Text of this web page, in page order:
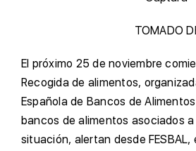
TOMADO
El próximo 25 de noviembre
Recogida de alimentos,
Española de Bancos de
bancos de alimentos asociados
situación, alertan desde FESBAL,